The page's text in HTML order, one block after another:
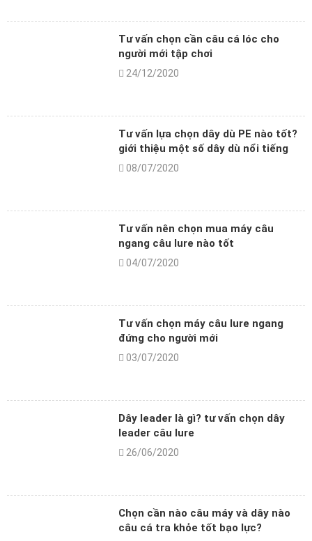
Tư vấn chọn cần câu cá lóc cho
người mới tập chơi
24/12/2020
Tư vấn lựa chọn dây dù PE nào tốt?
giới thiệu một số dây dù nổi tiếng
08/07/2020
Tư vấn nên chọn mua máy câu
ngang câu lure nào tốt
04/07/2020
Tư vấn chọn máy câu lure ngang
đứng cho người mới
03/07/2020
Dây leader là gì? tư vấn chọn dây
leader câu lure
26/06/2020
Chọn cần nào câu máy và dây nào
câu cá tra khỏe tốt bạo lực?